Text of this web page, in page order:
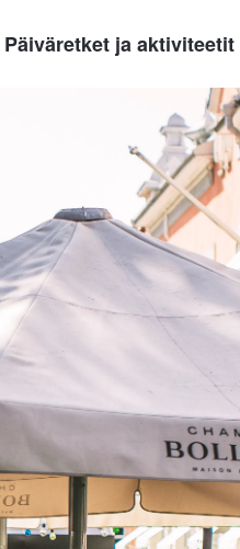
Päiväretket ja aktiviteetit